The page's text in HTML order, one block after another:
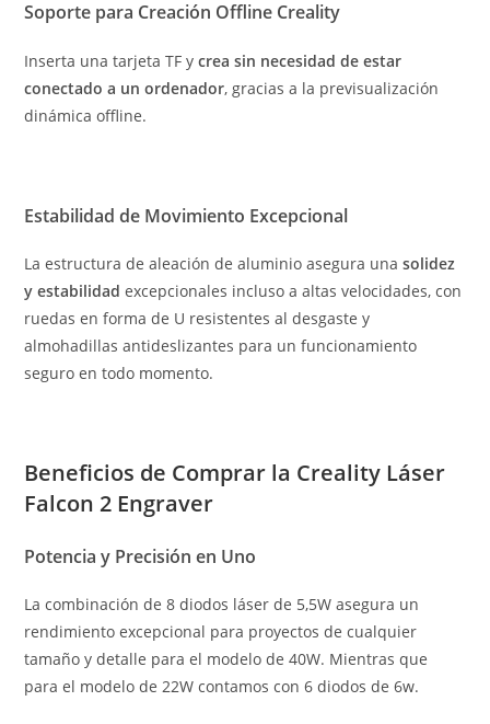
Soporte para Creación Offline Creality
Inserta una tarjeta TF ycrea sin necesidad de estar
conectado a un ordenador, gracias a la previsualización
dinámica offline.
Estabilidad de Movimiento Excepcional
La estructura de aleación de aluminio asegura unasolidez
y estabilidad excepcionales incluso a altas velocidades, con
ruedas en forma de U resistentes al desgaste y
almohadillas antideslizantes para un funcionamiento
seguro en todo momento.
Beneficios de Comprar la Creality Láser
Falcon 2 Engraver
Potencia y Precisión en Uno
La combinación de 8 diodos láser de 5,5W asegura un
rendimiento excepcional para proyectos de cualquier
tamaño y detalle para el modelo de 40W. Mientras que
para el modelo de 22W contamos con 6 diodos de 6w.